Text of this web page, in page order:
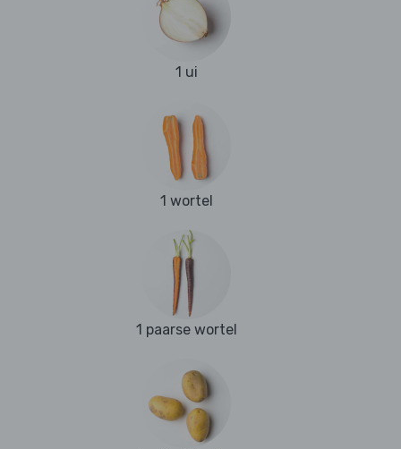
1 ui
1 wortel
1 paarse wortel